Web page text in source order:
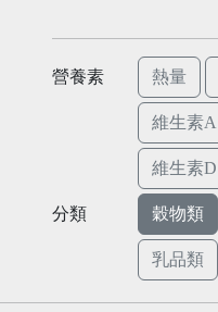
營養素 熱量
維生素A
維生素D
分類 穀物類
乳品類